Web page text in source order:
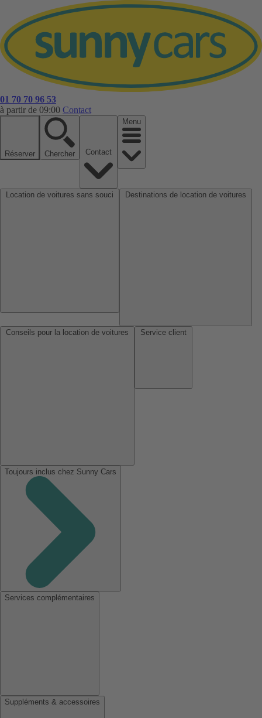
01 70 70 96 53
à partir de 09:00 Contact
Réserver Chercher
Menu
Toujours inclus chez Sunny Cars
Services complémentaires
Suppléments & accessoires